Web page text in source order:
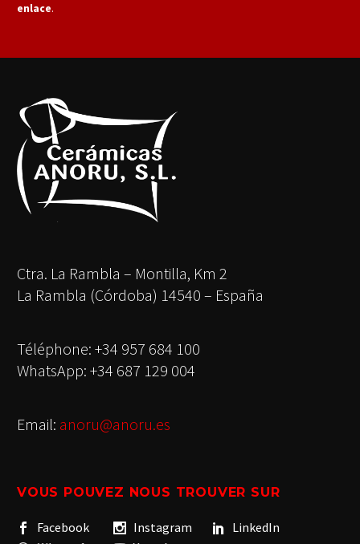
enlace.
Ctra. La Rambla – Montilla, Km 2
La Rambla (Córdoba) 14540 – España
Téléphone: +34 957 684 100
WhatsApp: +34 687 129 004
Email: anoru@anoru.es
VOUS POUVEZ NOUS TROUVER SUR
Facebook Instagram
LinkedIn